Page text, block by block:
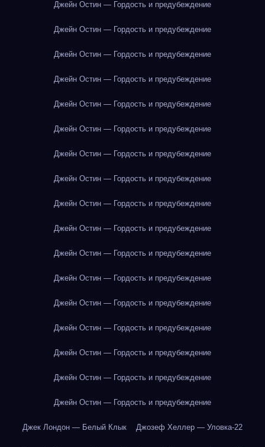
Джейн Остин — Гордость и предубеждение
Джейн Остин — Гордость и предубеждение
Джейн Остин — Гордость и предубеждение
Джейн Остин — Гордость и предубеждение
Джейн Остин — Гордость и предубеждение
Джейн Остин — Гордость и предубеждение
Джейн Остин — Гордость и предубеждение
Джейн Остин — Гордость и предубеждение
Джейн Остин — Гордость и предубеждение
Джейн Остин — Гордость и предубеждение
Джейн Остин — Гордость и предубеждение
Джейн Остин — Гордость и предубеждение
Джейн Остин — Гордость и предубеждение
Джейн Остин — Гордость и предубеждение
Джейн Остин — Гордость и предубеждение
Джейн Остин — Гордость и предубеждение
Джейн Остин — Гордость и предубеждение
Джек Лондон — Белый Клык Джозеф Хеллер — Уловка-22